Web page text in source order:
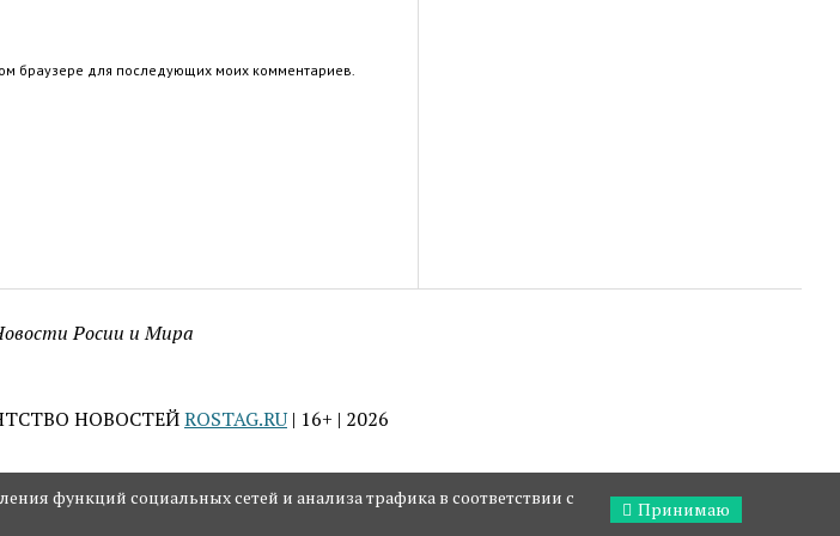
браузере для последующих моих комментариев.
Росии и Мира
НОВОСТЕЙROSTAG.RU | 16+ | 2026
функций социальных сетей и анализа трафика в соответствии с
Принимаю